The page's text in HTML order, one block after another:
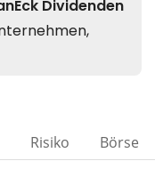
Risiko Börse